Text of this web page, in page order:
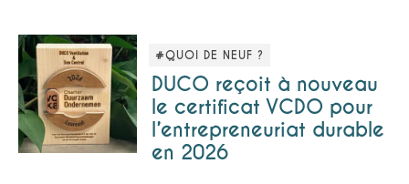
#QUOI DE NEUF ?
DUCO reçoit à nouveau
le certificat VCDO pour
l’entrepreneuriat durable
en 2026